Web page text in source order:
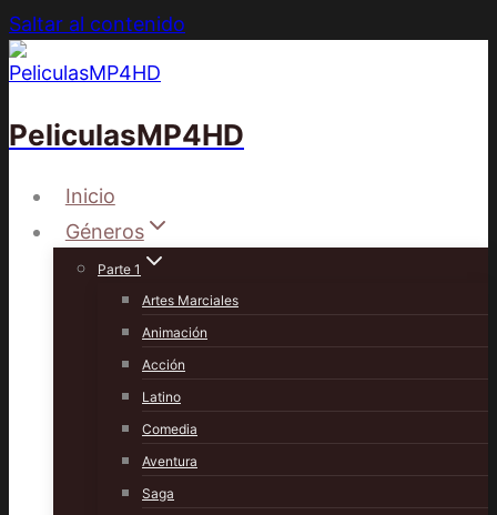
Saltar al contenido
PeliculasMP4HD
Inicio
Géneros
Parte 1
Artes Marciales
Animación
Acción
Latino
Comedia
Aventura
Saga